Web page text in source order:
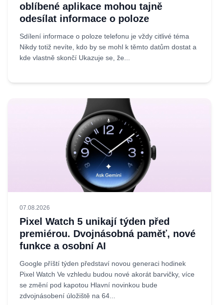
oblíbené aplikace mohou tajně
odesílat informace o poloze
Sdílení informace o poloze telefonu je vždy citlivé téma
Nikdy totiž nevíte, kdo by se mohl k těmto datům dostat a
kde vlastně skončí Ukazuje se, že...
07.08.2026
Pixel Watch 5 unikají týden před
premiérou. Dvojnásobná paměť, nové
funkce a osobní AI
Google příští týden představí novou generaci hodinek
Pixel Watch Ve vzhledu budou nové akorát barvičky, více
se změní pod kapotou Hlavní novinkou bude
zdvojnásobení úložiště na 64...